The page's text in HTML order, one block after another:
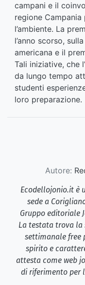
campani e il
regione
l’ambiente. La
l’anno scorso,
americana e il
Tali iniziative, che
da lungo tempo
studenti
loro preparazione.
Autore:
Ecodellojonio.it è
sede a
Gruppo editoriale
La testata trova la
settimanale free
spirito e
attesta come web
di riferimento per